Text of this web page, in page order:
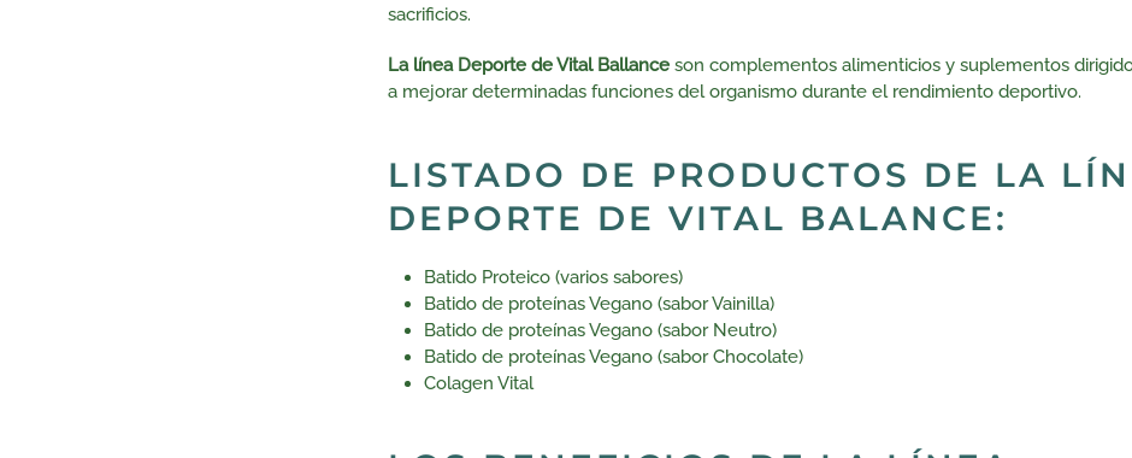
sacrificios.
La línea Deporte de Vital Ballance son complementos alimenticios y suplementos
a mejorar determinadas funciones del organismo durante el rendimiento deportivo.
LISTADO DE PRODUCTOS DE LA
DEPORTE DE VITAL BALANCE:
Batido Proteico (varios sabores)
Batido de proteínas Vegano (sabor Vainilla)
Batido de proteínas Vegano (sabor Neutro)
Batido de proteínas Vegano (sabor Chocolate)
Colagen Vital